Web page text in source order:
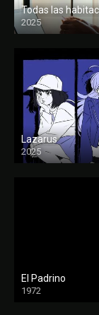
Todas las
2025
FULL HD
Lazarus
2025
El Padrino
1972
FULL HD